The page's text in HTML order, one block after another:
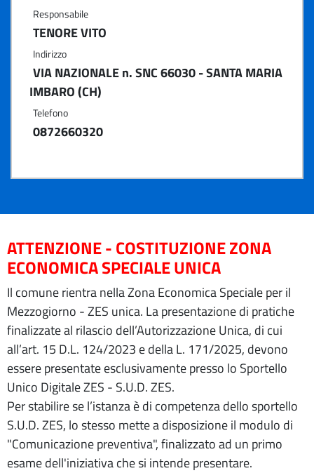
Responsabile
TENORE VITO
Indirizzo
VIA NAZIONALE n. SNC 66030 - SANTA MARIA
IMBARO (CH)
Telefono
0872660320
ATTENZIONE - COSTITUZIONE ZONA
ECONOMICA SPECIALE UNICA
Il comune rientra nella Zona Economica Speciale per il
Mezzogiorno - ZES unica. La presentazione di pratiche
finalizzate al rilascio dell’Autorizzazione Unica, di cui
all’art. 15 D.L. 124/2023 e della L. 171/2025, devono
essere presentate esclusivamente presso lo Sportello
Unico Digitale ZES - S.U.D. ZES.
Per stabilire se l’istanza è di competenza dello sportello
S.U.D. ZES, lo stesso mette a disposizione il modulo di
"Comunicazione preventiva", finalizzato ad un primo
esame dell'iniziativa che si intende presentare.